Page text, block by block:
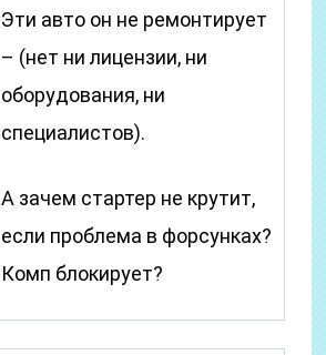
Эти авто он не ремонтирует
– (нет ни лицензии, ни
оборудования, ни
специалистов).
А зачем стартер не крутит,
если проблема в форсунках?
Комп блокирует?